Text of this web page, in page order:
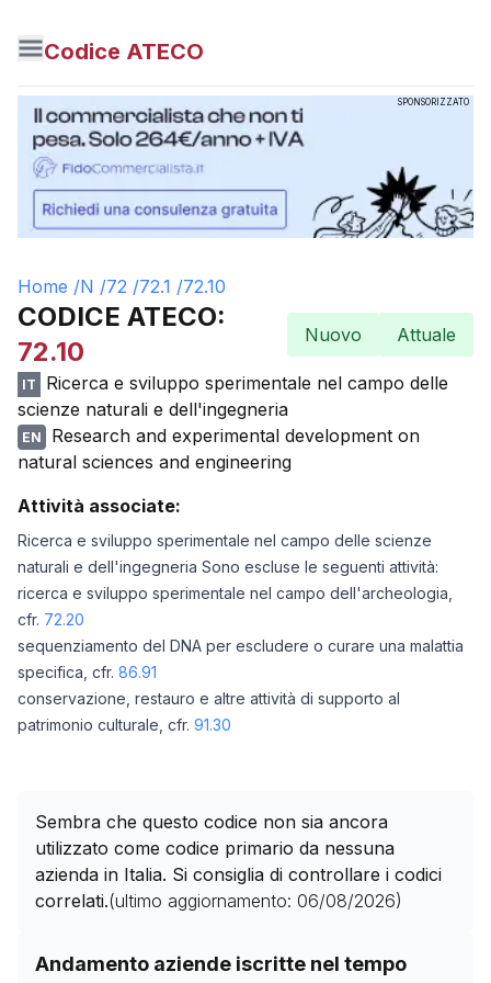
Codice ATECO
SPONSORIZZATO
Home /N /72 /72.1 /72.10
CODICE ATECO:
72.10
Nuovo Attuale
IT
Ricerca e sviluppo sperimentale nel campo delle
scienze naturali e dell'ingegneria
EN
Research and experimental development on
natural sciences and engineering
Attività associate:
Ricerca e sviluppo sperimentale nel campo delle scienze
naturali e dell'ingegneria Sono escluse le seguenti attività:
ricerca e sviluppo sperimentale nel campo dell'archeologia,
cfr. 72.20
sequenziamento del DNA per escludere o curare una malattia
specifica, cfr. 86.91
conservazione, restauro e altre attività di supporto al
patrimonio culturale, cfr. 91.30
Sembra che questo codice non sia ancora
utilizzato come codice primario da nessuna
azienda in Italia. Si consiglia di controllare i codici
correlati.(ultimo aggiornamento: 06/08/2026)
Andamento aziende iscritte nel tempo
Storico numero di aziende con codice ATECO